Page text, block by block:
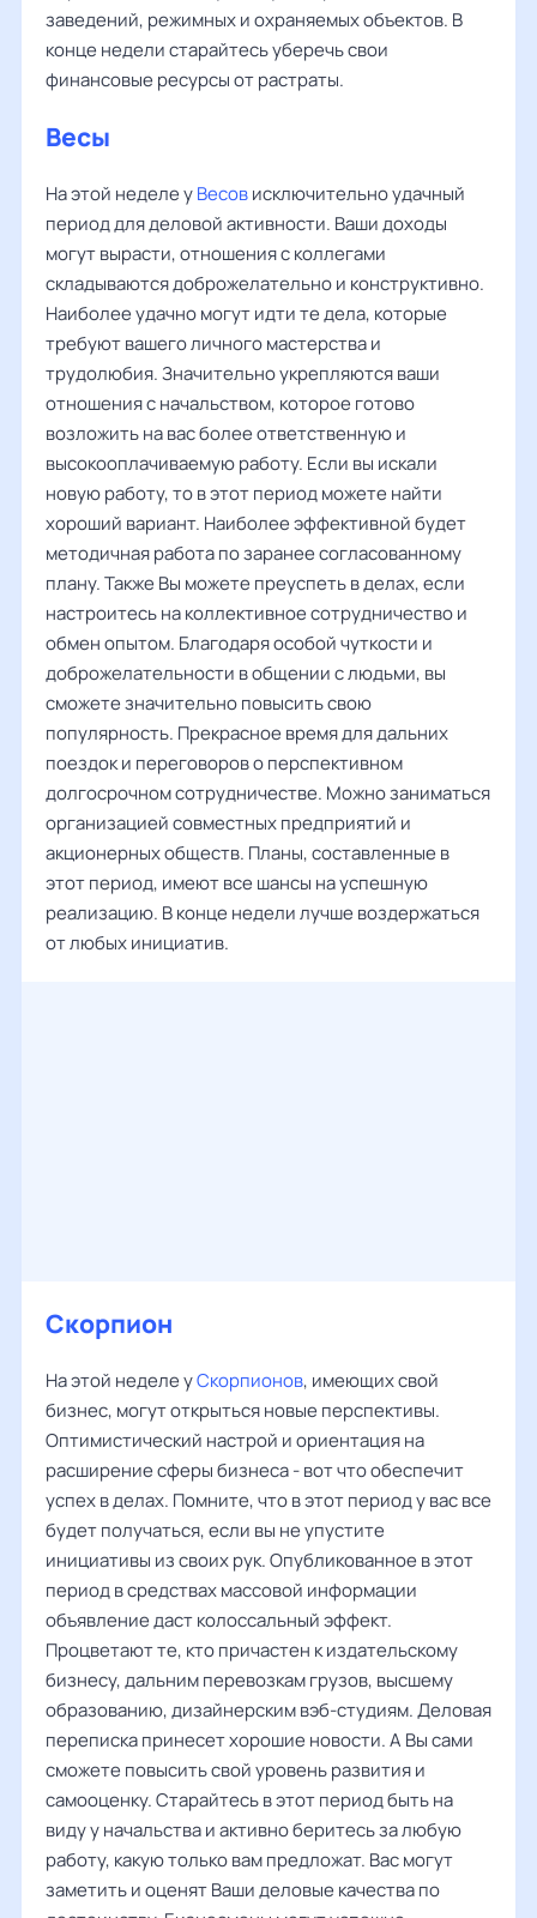
заведений, режимных и охраняемых объектов. В
конце недели старайтесь уберечь свои
финансовые ресурсы от растраты.
Весы
На этой неделе уВесовисключительно удачный
период для деловой активности. Ваши доходы
могут вырасти, отношения с коллегами
складываются доброжелательно и конструктивно.
Наиболее удачно могут идти те дела, которые
требуют вашего личного мастерства и
трудолюбия. Значительно укрепляются ваши
отношения с начальством, которое готово
возложить на вас более ответственную и
высокооплачиваемую работу. Если вы искали
новую работу, то в этот период можете найти
хороший вариант. Наиболее эффективной будет
методичная работа по заранее согласованному
плану. Также Вы можете преуспеть в делах, если
настроитесь на коллективное сотрудничество и
обмен опытом. Благодаря особой чуткости и
доброжелательности в общении с людьми, вы
сможете значительно повысить свою
популярность. Прекрасное время для дальних
поездок и переговоров о перспективном
долгосрочном сотрудничестве. Можно заниматься
организацией совместных предприятий и
акционерных обществ. Планы, составленные в
этот период, имеют все шансы на успешную
реализацию. В конце недели лучше воздержаться
от любых инициатив.
Скорпион
На этой неделе уСкорпионов, имеющих свой
бизнес, могут открыться новые перспективы.
Оптимистический настрой и ориентация на
расширение сферы бизнеса - вот что обеспечит
успех в делах. Помните, что в этот период у вас все
будет получаться, если вы не упустите
инициативы из своих рук. Опубликованное в этот
период в средствах массовой информации
объявление даст колоссальный эффект.
Процветают те, кто причастен к издательскому
бизнесу, дальним перевозкам грузов, высшему
образованию, дизайнерским вэб-студиям. Деловая
переписка принесет хорошие новости. А Вы сами
сможете повысить свой уровень развития и
самооценку. Старайтесь в этот период быть на
виду у начальства и активно беритесь за любую
работу, какую только вам предложат. Вас могут
заметить и оценят Ваши деловые качества по